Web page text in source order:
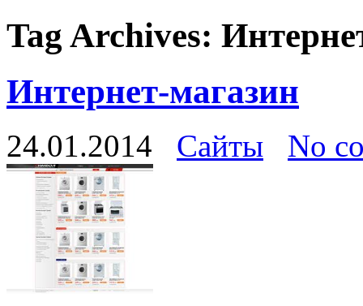
Tag Archives:
Интернет-магазин
24.01.2014 Сайты No